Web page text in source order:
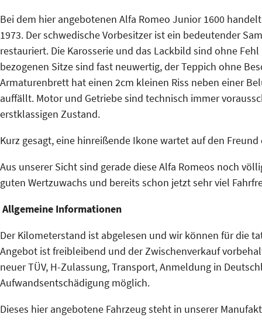
Bei dem hier angebotenen Alfa Romeo Junior 1600
1973. Der schwedische Vorbesitzer ist ein bedeutender
restauriert. Die Karosserie und das Lackbild sind ohne
bezogenen Sitze sind fast neuwertig, der Teppich ohne
Armaturenbrett hat einen 2cm kleinen Riss neben einer
auffällt. Motor und Getriebe sind technisch immer
erstklassigen Zustand.
Kurz gesagt, eine hinreißende Ikone wartet auf den
Aus unserer Sicht sind gerade diese Alfa Romeos noch
guten Wertzuwachs und bereits schon jetzt sehr viel
Allgemeine Informationen
Der Kilometerstand ist abgelesen und wir können für die
Angebot ist freibleibend und der Zwischenverkauf
neuer TÜV, H-Zulassung, Transport, Anmeldung in
Aufwandsentschädigung möglich.
Dieses hier angebotene Fahrzeug steht in unserer